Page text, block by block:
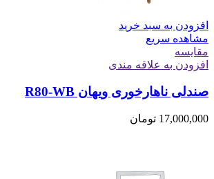
افزودن به سبد خرید
مشاهده سریع
مقایسه
افزودن به علاقه مندی
صندلی ناهارخوری ویهان R80-WB
17,000,000 تومان